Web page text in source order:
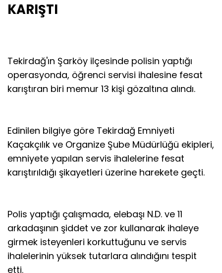
KARIŞTI
Tekirdağ'ın Şarköy ilçesinde polisin yaptığı
operasyonda, öğrenci servisi ihalesine fesat
karıştıran biri memur 13 kişi gözaltına alındı.
Edinilen bilgiye göre Tekirdağ Emniyeti
Kaçakçılık ve Organize Şube Müdürlüğü ekipleri,
emniyete yapılan servis ihalelerine fesat
karıştırıldığı şikayetleri üzerine harekete geçti.
Polis yaptığı çalışmada, elebaşı N.D. ve 11
arkadaşının şiddet ve zor kullanarak ihaleye
girmek isteyenleri korkuttuğunu ve servis
ihalelerinin yüksek tutarlara alındığını tespit
etti.